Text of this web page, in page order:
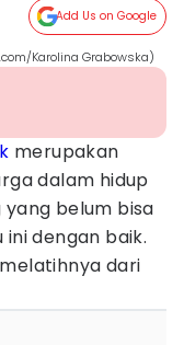
Add Us on Google
Karolina Grabowska)
merupakan
dalam hidup
belum bisa
dengan baik.
dari